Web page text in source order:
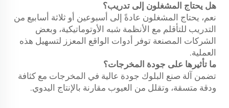
هل يحتاج المشغلون إلى تدريب؟
نعم، يحتاج المشغلون عادةً إلى أسبوعين أو ثلاثة أسابيع من
التدريب للتأقلم مع الأنظمة شبه الأوتوماتيكية، وبعض
الشركات المصنعة توفر أدوات الواقع المعزز لتسهيل هذه
العملية.
ما تأثيرها على جودة المخرجات؟
تضمن آلة صنع البلوك جودة عالية في المخرجات مع كثافة
ودقة متسقة، وتقلل من العيوب مقارنة بالإنتاج اليدوي.